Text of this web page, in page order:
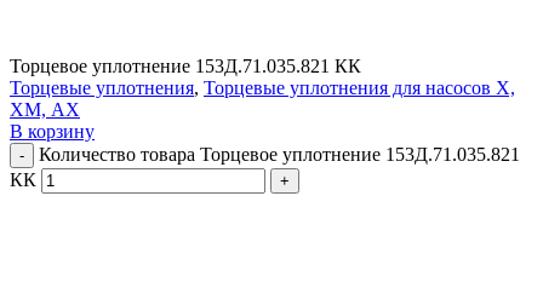
Торцевое уплотнение 153Д.71.035.821 КК
Торцевые уплотнения, Торцевые уплотнения для насосов Х,
ХМ, АХ
В корзину
Количество товара Торцевое уплотнение 153Д.71.035.821
КК